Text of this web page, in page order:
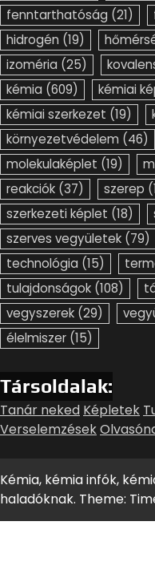
fenntarthatóság (21)
hidrogén (19)
izoméria (25)
kémia (609) kémiai
kémiai szerkezet (19)
környezetvédelem (46)
molekulaképlet (19)
reakciók (37) szerep
szerkezeti képlet (18)
szerves vegyületek (79)
technológia (15)
tulajdonságok (108)
vegyszerek (29)
élelmiszer (15)
Társoldalak:
Tanár neked Képletek
Verselemzések
Kémia, kémia infók,
haladóknak. Theme: